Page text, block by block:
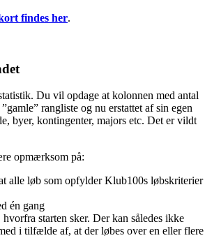
findes her.
Du vil opdage at kolonnen med antal
rangliste og nu erstattet af sin egen
byer, kontingenter, majors etc. Det er vildt
opmærksom på:
alle løb som opfylder Klub100s løbskriterier
én gang
starten sker. Der kan således ikke
i tilfælde af, at der løbes over en eller flere